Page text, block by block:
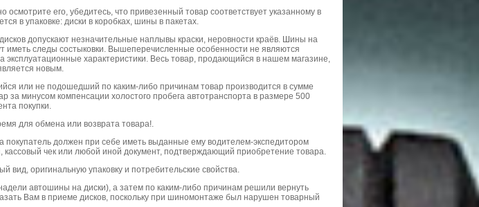
осмотрите его, убедитесь, что привезенный товар соответствует указанному в
в упаковке: диски в коробках, шины в пакетах.
допускают незначительные наплывы краски, неровности краёв. Шины на
иметь следы состыковки. Вышеперечисленные особенности не являются
эксплуатационные характеристики. Весь товар, продающийся в нашем магазине,
новым.
или не подошедший по каким-либо причинам товар производится в сумме
за минусом компенсации холостого пробега автотранспорта в размере 500
покупки.
для обмена или возврата товара!.
покупатель должен при себе иметь выданные ему водителем-экспедитором
кассовый чек или любой иной документ, подтверждающий приобретение товара.
вид, оригинальную упаковку и потребительские свойства.
автошины на диски), а затем по каким-либо причинам решили вернуть
Вам в приеме дисков, поскольку при шиномонтаже был нарушен товарный